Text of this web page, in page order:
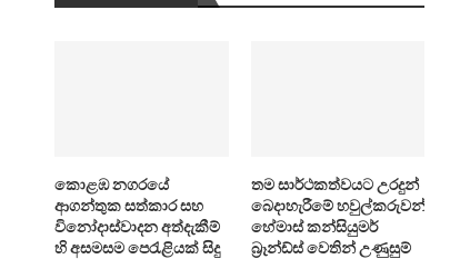
කොළඹ නගරයේ
ආගන්තුක සත්කාර සහ
විනෝදාස්වාදන අත්දැකීම්
හි අසමසම පෙරැළියක් සිදු
තම සාර්ථකත්වයට උරදුන්
බෙදාහැරීමේ හවුල්කරුවන්ට
හේමාස් කන්සියුමර්
බ්‍රෑන්ඩ්ස් වෙතින් උණුසුම්